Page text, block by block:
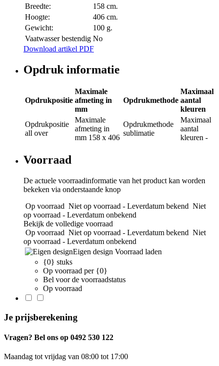
Breedte:
158 cm.
Hoogte:
406 cm.
Gewicht:
100 g.
Vaatwasser bestendig No
Download artikel PDF
Opdruk informatie
Opdrukpositie
Maximale
afmeting in
mm
Opdrukmethode
Maximaal
aantal
kleuren
Opdrukpositie
all over
Maximale
afmeting in
mm 158 x 406
Opdrukmethode
sublimatie
Maximaal
aantal
kleuren -
Voorraad
De actuele voorraadinformatie van het product kan worden
bekeken via onderstaande knop
Op voorraad Niet op voorraad - Leverdatum bekend Niet
op voorraad - Leverdatum onbekend
Bekijk de volledige voorraad
Op voorraad Niet op voorraad - Leverdatum bekend Niet
op voorraad - Leverdatum onbekend
Eigen design Voorraad laden
{0} stuks
Op voorraad per {0}
Bel voor de voorraadstatus
Op voorraad
Je prijsberekening
Vragen? Bel ons op 0492 530 122
Maandag tot vrijdag van 08:00 tot 17:00